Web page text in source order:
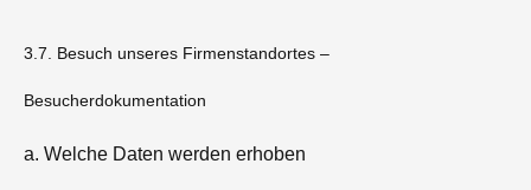
3.7. Besuch unseres Firmenstandortes –
Besucherdokumentation
a. Welche Daten werden erhoben